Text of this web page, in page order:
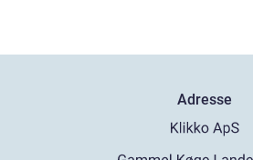
Adresse